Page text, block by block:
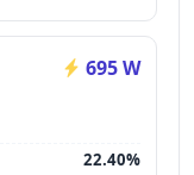
695 W
22.40%